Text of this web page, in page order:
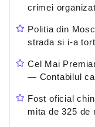
crimei
Politia din
strada si i-a
Cel Mai
— Contabilul
Fost oficial
mita de 325 de